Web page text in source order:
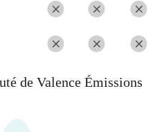
de Valence Émissions